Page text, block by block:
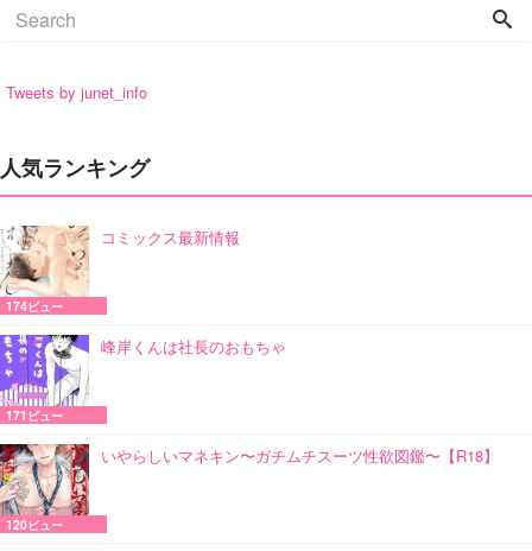
Tweets by junet_info
人気ランキング
コミックス最新情報
174ビュー
峰岸くんは社長のおもちゃ
171ビュー
いやらしいマネキン〜ガチムチスーツ性欲図鑑〜【R18】
120ビュー